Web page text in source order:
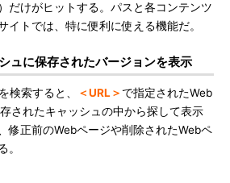
だけがヒットする。パスと各コンテンツ
イトでは、特に便利に使える機能だ。
ュに保存されたバージョンを表示
検索すると、 ＜URL＞ で指定されたWeb
されたキャッシュの中から探して表示
修正前のWebページや削除されたWebペ
。